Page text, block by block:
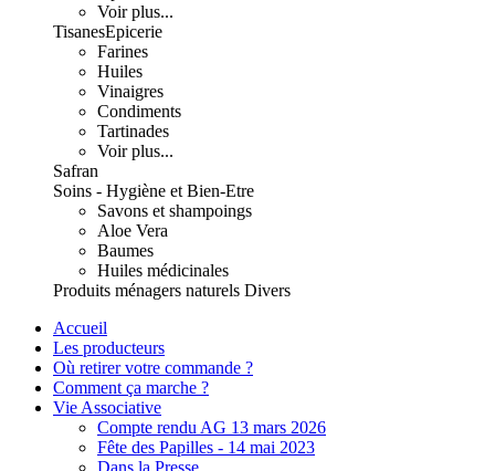
Voir plus...
TisanesEpicerie
Farines
Huiles
Vinaigres
Condiments
Tartinades
Voir plus...
Safran
Soins - Hygiène et Bien-Etre
Savons et shampoings
Aloe Vera
Baumes
Huiles médicinales
Produits ménagers naturels Divers
Accueil
Les producteurs
Où retirer votre commande ?
Comment ça marche ?
Vie Associative
Compte rendu AG 13 mars 2026
Fête des Papilles - 14 mai 2023
Dans la Presse